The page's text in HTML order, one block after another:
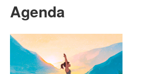
Agenda